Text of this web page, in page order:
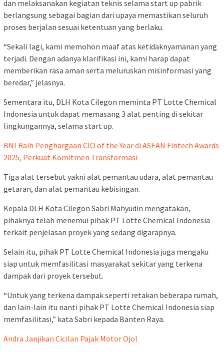
dan melaksanakan kegiatan teknis selama start up pabrik
berlangsung sebagai bagian dari upaya memastikan seluruh
proses berjalan sesuai ketentuan yang berlaku.
“Sekali lagi, kami memohon maaf atas ketidaknyamanan yang
terjadi. Dengan adanya klarifikasi ini, kami harap dapat
memberikan rasa aman serta meluruskan misinformasi yang
beredar,” jelasnya.
Sementara itu, DLH Kota Cilegon meminta PT Lotte Chemical
Indonesia untuk dapat memasang 3 alat penting di sekitar
lingkungannya, selama start up.
BNI Raih Penghargaan CIO of the Year di ASEAN Fintech Awards
2025, Perkuat Komitmen Transformasi
Tiga alat tersebut yakni alat pemantau udara, alat pemantau
getaran, dan alat pemantau kebisingan.
Kepala DLH Kota Cilegon Sabri Mahyudin mengatakan,
pihaknya telah menemui pihak PT Lotte Chemical Indonesia
terkait penjelasan proyek yang sedang digarapnya.
Selain itu, pihak PT Lotte Chemical Indonesia juga mengaku
siap untuk memfasilitasi masyarakat sekitar yang terkena
dampak dari proyek tersebut.
“Untuk yang terkena dampak seperti retakan beberapa rumah,
dan lain-lain itu nanti pihak PT Lotte Chemical Indonesia siap
memfasilitasi,” kata Sabri kepada Banten Raya.
Andra Janjikan Cicilan Pajak Motor Ojol